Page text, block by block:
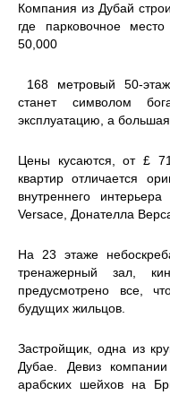
Компания из Дубай
где парковочное
50,000
168 метровый 50-
станет символом
эксплуатацию, а
Цены кусаются, от £
квартир отличается
внутреннего
Versace, Донателла
На 23 этаже
тренажерный зал,
предусмотрено все,
будущих жильцов.
Застройщик, одна из
Дубае. Девиз компании
арабских шейхов на